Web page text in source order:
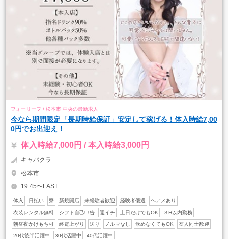
フォーリーフ / 松本市 中央の最新求人
今なら期間限定「長期時給保証」安定して稼げる！体入時給7,00
0円でお出迎え！
体入時給7,000円 / 本入時給3,000円
キャバクラ
松本市
19:45〜LAST
体入 日払い 寮 新規開店 未経験者歓迎 経験者優遇 ヘアメあり
衣装レンタル無料 シフト自己申告 週イチ 土日だけでもOK ３H以内勤務
朝昼夜かけもち可 終電上がり 送り ノルマなし 飲めなくてもOK 友人同士歓迎
20代後半活躍中 30代活躍中 40代活躍中